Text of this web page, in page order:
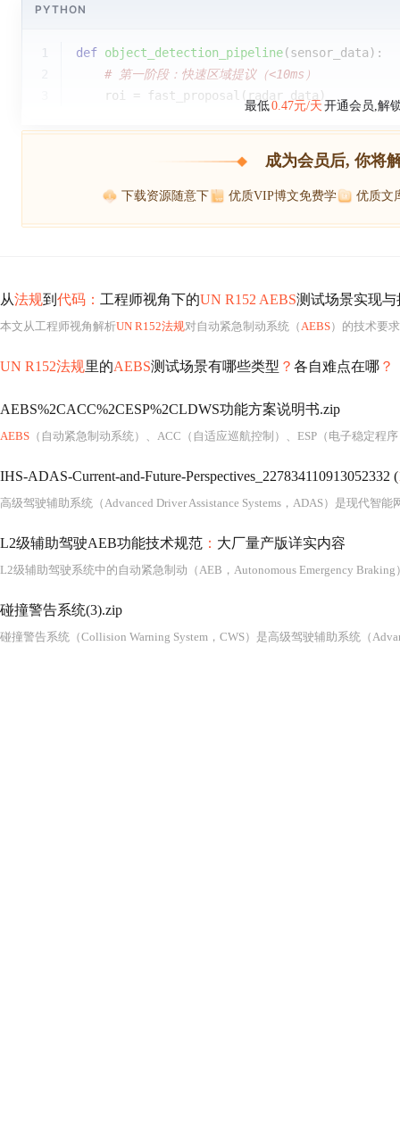
PYTHON
1 def object_detection_pipeline(sensor_data):
# 第一阶段：快速区域提议（<10ms）
    roi = fast_proposal(radar_data)
最低0.47元/天 开通会员,解
成为会员后, 你将
下载资源随意下 优质VIP博文免费学 优质文
从法规到 代码： 工程师视角下的UN R152 AEBS测试场景实现与
本文从工程师视角解析UN R152法规对自动紧急制动系统（AEBS）的技术要求，重点阐述车对车及弱势道路使用者测试场景的工程实现方法，分析
UN R152法规里的AEBS测试场景有哪些类型 ？ 各自难点在哪 ？
AEBS%2CACC%2CESP%2CLDWS功能方案说明书.zip
AEBS （自动紧急制动系统）、ACC（自适应巡航控制）、ESP（电子稳定程序）与LDWS（车道偏离预警系统）是现代智能网联汽车中四大核心高级驾驶辅助系统（ADAS）功能，共同构成车辆主动安全体系的关键技术支柱。这些系统并非孤立运行，而是深度融合于整车电子电气架构（EEA）之中，依托多传感器融
IHS-ADAS-Current-and-Future-Perspectives_227834110913052332 (
L2级辅助驾驶AEB功能技术规范 ： 大厂量产版详实内容
碰撞警告系统(3).zip